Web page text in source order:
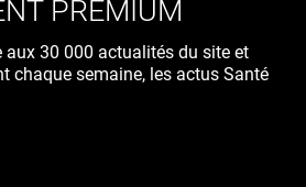
PREMIUM
aux 30 000 actualités du site et
chaque semaine, les actus Santé